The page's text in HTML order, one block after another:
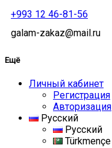
+993 12 46-81-56
galam-zakaz@mail.ru
Ещё
Личный кабинет
Регистрация
Авторизация
Русский
Русский
Türkmençe